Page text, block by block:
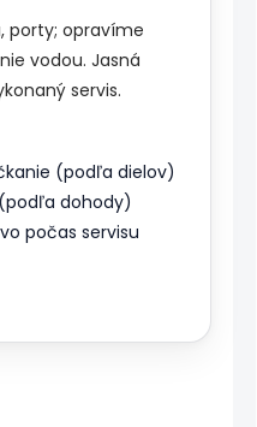
porty; opravíme
vodou. Jasná
servis.
(podľa dielov)
dohody)
počas servisu